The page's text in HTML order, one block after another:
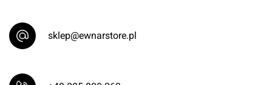
sklep@ewnarstore.pl